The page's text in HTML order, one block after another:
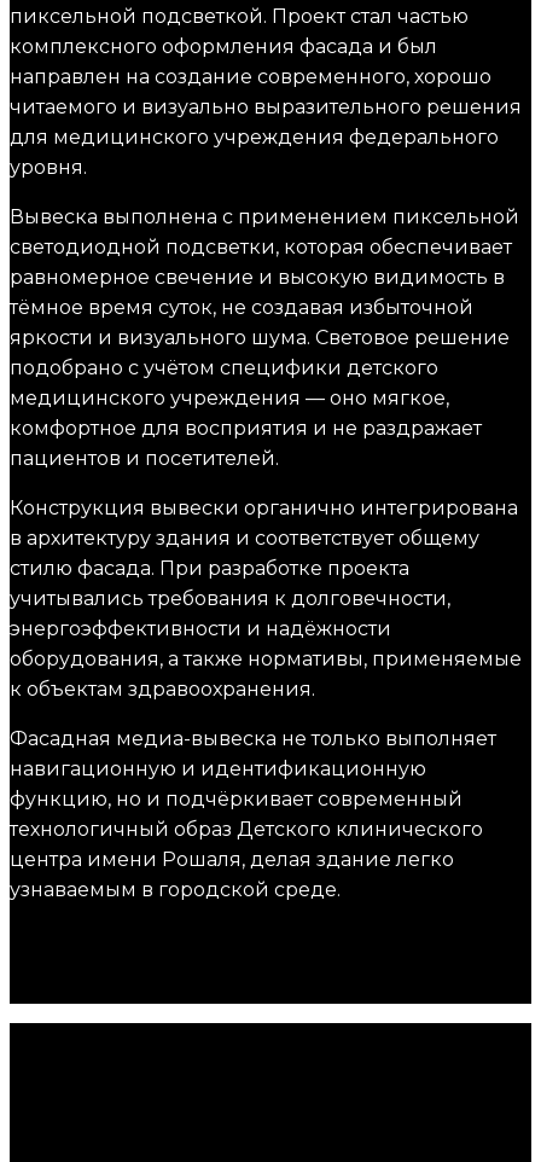
пиксельной подсветкой. Проект стал частью
комплексного оформления фасада и был
направлен на создание современного, хорошо
читаемого и визуально выразительного решения
для медицинского учреждения федерального
уровня.
Вывеска выполнена с применением пиксельной
светодиодной подсветки, которая обеспечивает
равномерное свечение и высокую видимость в
тёмное время суток, не создавая избыточной
яркости и визуального шума. Световое решение
подобрано с учётом специфики детского
медицинского учреждения — оно мягкое,
комфортное для восприятия и не раздражает
пациентов и посетителей.
Конструкция вывески органично интегрирована
в архитектуру здания и соответствует общему
стилю фасада. При разработке проекта
учитывались требования к долговечности,
энергоэффективности и надёжности
оборудования, а также нормативы, применяемые
к объектам здравоохранения.
Фасадная медиа-вывеска не только выполняет
навигационную и идентификационную
функцию, но и подчёркивает современный
технологичный образ Детского клинического
центра имени Рошаля, делая здание легко
узнаваемым в городской среде.